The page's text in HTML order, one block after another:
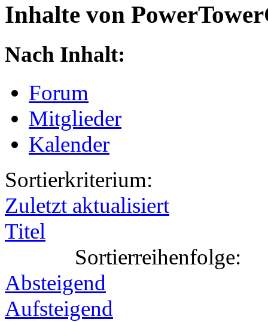
Inhalte von
Nach Inhalt:
Forum
Mitglieder
Kalender
Sortierkriterium:
Zuletzt aktualisiert
Titel
Sortierreihenfolge:
Absteigend
Aufsteigend